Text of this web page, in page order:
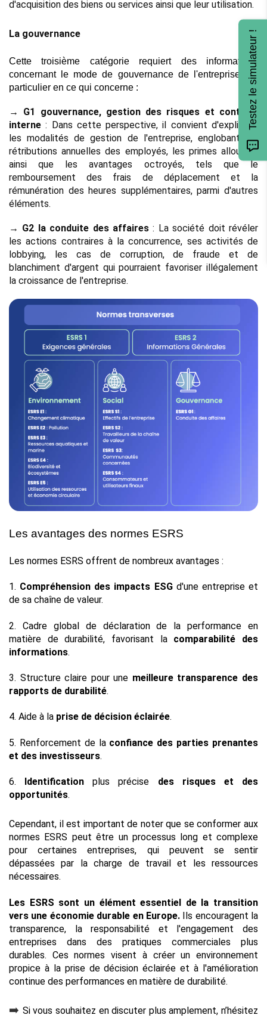
d'acquisition des biens ou services ainsi que leur utilisation.
La gouvernance
Cette troisième catégorie requiert des informations
concernant le mode de gouvernance de l'entreprise, en
particulier en ce qui concerne :
→ G1 gouvernance, gestion des risques et contrôle
interne : Dans cette perspective, il convient d'expliciter
les modalités de gestion de l'entreprise, englobant les
rétributions annuelles des employés, les primes allouées,
ainsi que les avantages octroyés, tels que le
remboursement des frais de déplacement et la
rémunération des heures supplémentaires, parmi d'autres
éléments.
→ G2 la conduite des affaires : La société doit révéler
les actions contraires à la concurrence, ses activités de
lobbying, les cas de corruption, de fraude et de
blanchiment d'argent qui pourraient favoriser illégalement
la croissance de l'entreprise.
Les avantages des normes ESRS
Les normes ESRS offrent de nombreux avantages :
1. Compréhension des impacts ESG d'une entreprise et
de sa chaîne de valeur.
2. Cadre global de déclaration de la performance en
matière de durabilité, favorisant la comparabilité des
informations.
3. Structure claire pour une meilleure transparence des
rapports de durabilité.
4. Aide à la prise de décision éclairée.
5. Renforcement de la confiance des parties prenantes
et des investisseurs.
6. Identification plus précise des risques et des
opportunités.
Cependant, il est important de noter que se conformer aux
normes ESRS peut être un processus long et complexe
pour certaines entreprises, qui peuvent se sentir
dépassées par la charge de travail et les ressources
nécessaires.
Les ESRS sont un élément essentiel de la transition
vers une économie durable en Europe.
Ils encouragent la
transparence, la responsabilité et l'engagement des
entreprises dans des pratiques commerciales plus
durables. Ces normes visent à créer un environnement
propice à la prise de décision éclairée et à l'amélioration
continue des performances en matière de durabilité.
➡️ Si vous souhaitez en discuter plus amplement, n’hésitez
Testez le simulateur !